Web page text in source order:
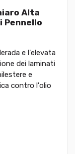
Alta
Pennello
e l'elevata
dei laminati
e
contro l'olio